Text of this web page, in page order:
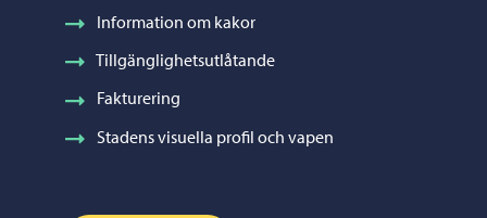
Information om kakor
Tillgänglighetsutlåtande
Fakturering
Stadens visuella profil och vapen